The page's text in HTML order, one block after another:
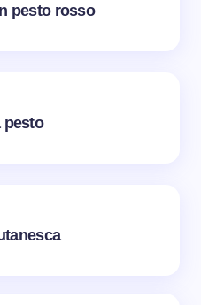
pesto rosso
pesto